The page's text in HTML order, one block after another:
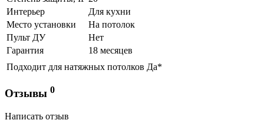
Интерьер
Для кухни
Место установки
На потолок
Пульт ДУ
Нет
Гарантия
18 месяцев
Подходит для натяжных потолков Да*
Отзывы 0
Написать отзыв